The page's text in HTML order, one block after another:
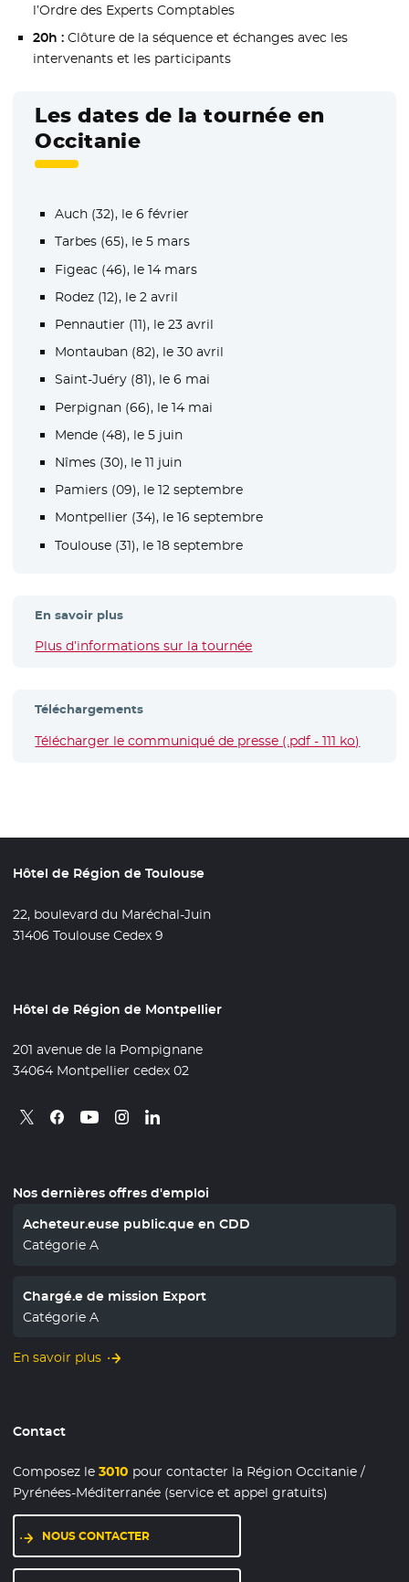
l’Ordre des Experts Comptables
20h :Clôture de la séquence et échanges avec les
intervenants et les participants
Les dates de la tournée en
Occitanie
Auch (32), le 6 février
Tarbes (65), le 5 mars
Figeac (46), le 14 mars
Rodez (12), le 2 avril
Pennautier (11), le 23 avril
Montauban (82), le 30 avril
Saint-Juéry (81), le 6 mai
Perpignan (66), le 14 mai
Mende (48), le 5 juin
Nîmes (30), le 11 juin
Pamiers (09), le 12 septembre
Montpellier (34), le 16 septembre
Toulouse (31), le 18 septembre
En savoir plus
Plus d’informations sur la tournée
Téléchargements
Télécharger le communiqué de presse (.pdf - 111 ko)
Hôtel de Région de Toulouse
22, boulevard du Maréchal-Juin
31406 Toulouse Cedex 9
Hôtel de Région de Montpellier
201 avenue de la Pompignane
34064 Montpellier cedex 02
Retrouvez nous sur X
- Nouvelle fenêtre
Retrouvez nous sur Facebook
- Nouvelle fenêtre
Retrouvez nous sur Youtube
- Nouvelle fenêtre
Retrouvez nous sur Instagram
- Nouvelle fenêtre
Retrouvez nous sur Linkedin
- Nouvelle fenêtre
Nos dernières offres d'emploi
Acheteur.euse public.que en CDD
Catégorie A
Chargé.e de mission Export
Catégorie A
En savoir plus
Contact
Composez le3010 pour contacter la Région Occitanie /
Pyrénées-Méditerranée (service et appel gratuits)
NOUS CONTACTER